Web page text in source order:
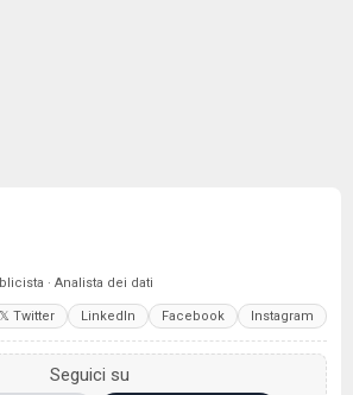
· Analista dei dati
𝕏 Twitter LinkedIn Facebook Instagram
Seguici su